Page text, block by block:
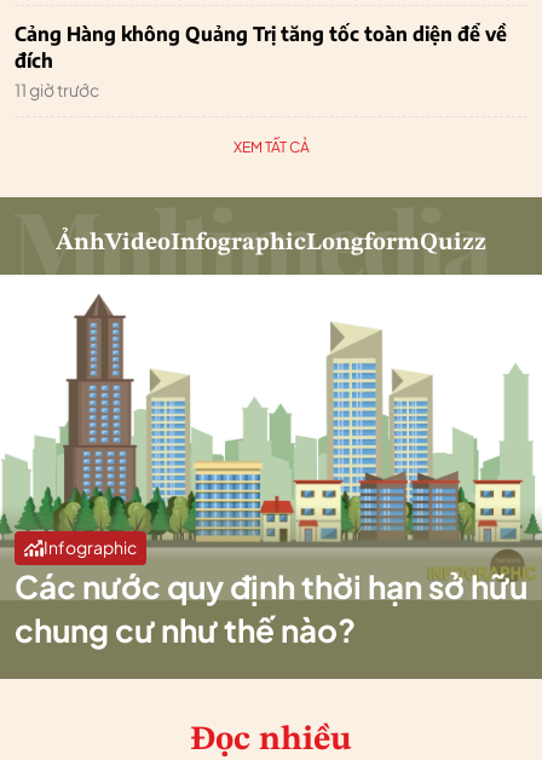
Cảng Hàng không Quảng Trị tăng tốc toàn diện để về
đích
11 giờ trước
XEM TẤT CẢ
ẢnhVideoInfographicLongformQuizz
Infographic
Các nước quy định thời hạn sở hữu
chung cư như thế nào?
Đọc nhiều